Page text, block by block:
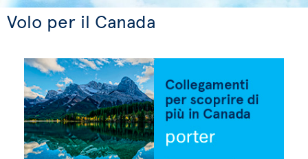
Volo per il Canada